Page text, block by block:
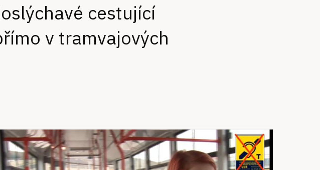
cestující
v tramvajových